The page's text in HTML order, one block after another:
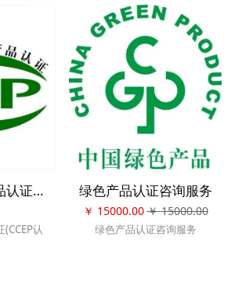
证”标志的方式表明产品符合相关
环保认证的要求，认证范围涉及
污染防治设备和家具、建材、轻
工等环境有利产品。旨在通过开
展环保认证，推广对环境有利产
品的生产许和使用，推动居住环
境及自然环境的改善，力促达到
自然环境的良性循环和社会经注
的可持续发展。
中国环境保护产品认证(CCEP认证)
认
绿色产品认证咨询服务
￥ 15000.00 ￥ 15000.00
绿色产品认证咨询服务